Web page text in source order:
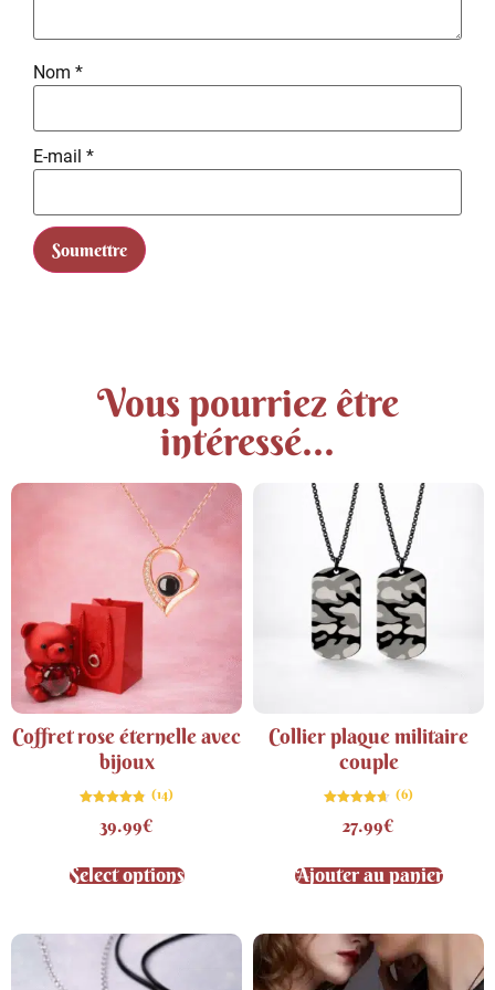
Nom *
E-mail *
Vous pourriez être
intéressé...
Coffret rose éternelle avec
bijoux
4.79
sur 5
(14)
39.99€
Select options
Collier plaque militaire
couple
4.67
sur 5
(6)
27.99€
Ajouter au panier